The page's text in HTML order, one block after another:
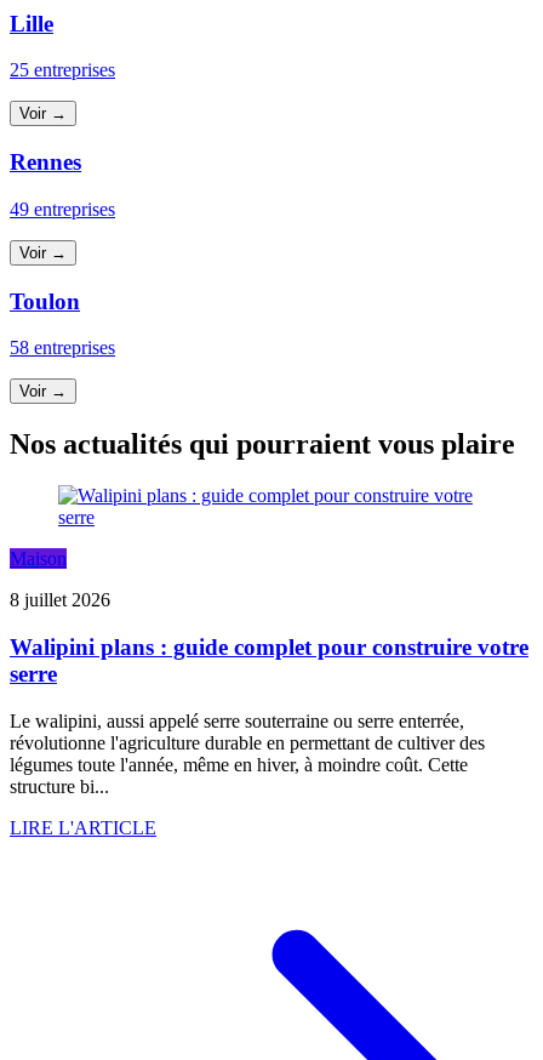
Lille
25 entreprises
Voir →
Rennes
49 entreprises
Voir →
Toulon
58 entreprises
Voir →
Nos actualités qui pourraient vous plaire
Maison
8 juillet 2026
Walipini plans : guide complet pour construire votre
serre
Le walipini, aussi appelé serre souterraine ou serre enterrée,
révolutionne l'agriculture durable en permettant de cultiver des
légumes toute l'année, même en hiver, à moindre coût. Cette
structure bi...
LIRE L'ARTICLE